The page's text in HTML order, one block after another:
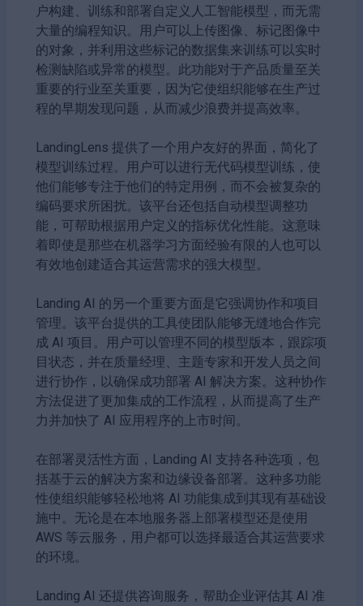
户构建、训练和部署自定义人工智能模型，而无需
大量的编程知识。用户可以上传图像、标记图像中
的对象，并利用这些标记的数据集来训练可以实时
检测缺陷或异常的模型。此功能对于产品质量至关
重要的行业至关重要，因为它使组织能够在生产过
程的早期发现问题，从而减少浪费并提高效率。
LandingLens 提供了一个用户友好的界面，简化了
模型训练过程。用户可以进行无代码模型训练，使
他们能够专注于他们的特定用例，而不会被复杂的
编码要求所困扰。该平台还包括自动模型调整功
能，可帮助根据用户定义的指标优化性能。这意味
着即使是那些在机器学习方面经验有限的人也可以
有效地创建适合其运营需求的强大模型。
Landing AI 的另一个重要方面是它强调协作和项目
管理。该平台提供的工具使团队能够无缝地合作完
成 AI 项目。用户可以管理不同的模型版本，跟踪项
目状态，并在质量经理、主题专家和开发人员之间
进行协作，以确保成功部署 AI 解决方案。这种协作
方法促进了更加集成的工作流程，从而提高了生产
力并加快了 AI 应用程序的上市时间。
在部署灵活性方面，Landing AI 支持各种选项，包
括基于云的解决方案和边缘设备部署。这种多功能
性使组织能够轻松地将 AI 功能集成到其现有基础设
施中。无论是在本地服务器上部署模型还是使用
AWS 等云服务，用户都可以选择最适合其运营要求
的环境。
Landing AI 还提供咨询服务，帮助企业评估其 AI 准